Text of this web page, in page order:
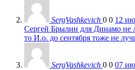
SergVashkevich 0 0 12
Сергей Брылин для Динамо не
то И.о. до сентября тоже не
SergVashkevich 0 0 07